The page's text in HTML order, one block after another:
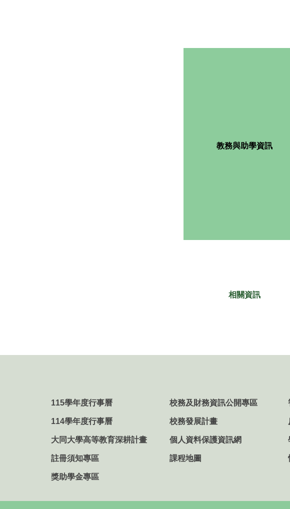
教務與助學資訊
相關資訊
115學年度行事曆
114學年度行事曆
大同大學高等教育深耕計畫
註冊須知專區
獎助學金專區
校務及財務資訊公開專區
校務發展計畫
個人資料保護資訊網
課程地圖